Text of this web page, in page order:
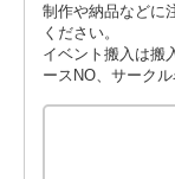
制作や納品などに
ください。
イベント搬入は搬
ースNO、サークル